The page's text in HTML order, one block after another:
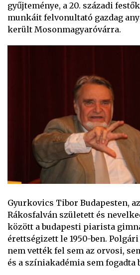
gyűjteménye, a 20. századi
munkáit felvonultató gazdag
került Mosonmagyaróvárra.
Gyurkovics Tibor Budapesten,
Rákosfalván született és
között a budapesti piarista
érettségizett le 1950-ben.
nem vették fel sem az orvosi,
és a színiakadémia sem fogadta